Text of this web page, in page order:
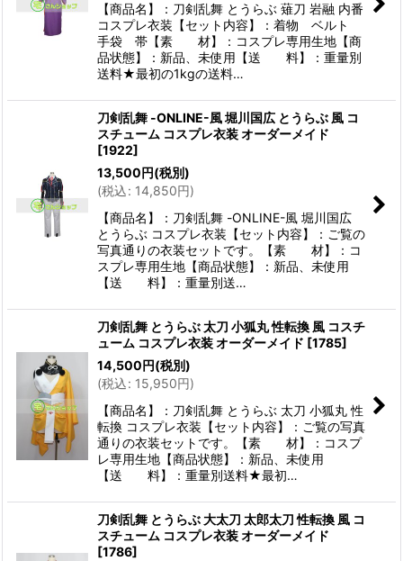
【商品名】：刀剣乱舞 とうらぶ 薙刀 岩融 内番
コスプレ衣装【セット内容】：着物 ベルト
手袋 帯【素 材】：コスプレ専用生地【商
品状態】：新品、未使用【送 料】：重量別
送料★最初の1kgの送料…
刀剣乱舞 -ONLINE-風 堀川国広 とうらぶ 風 コ
スチューム コスプレ衣装 オーダーメイド
[1922]
13,500 円(税別)
(税込: 14,850円)
【商品名】：刀剣乱舞 -ONLINE-風 堀川国広
とうらぶ コスプレ衣装【セット内容】：ご覧の
写真通りの衣装セットです。【素 材】：コ
スプレ専用生地【商品状態】：新品、未使用
【送 料】：重量別送…
刀剣乱舞 とうらぶ 太刀 小狐丸 性転換 風 コスチ
ューム コスプレ衣装 オーダーメイド [1785]
14,500 円(税別)
(税込: 15,950円)
【商品名】：刀剣乱舞 とうらぶ 太刀 小狐丸 性
転換 コスプレ衣装【セット内容】：ご覧の写真
通りの衣装セットです。【素 材】：コスプ
レ専用生地【商品状態】：新品、未使用
【送 料】：重量別送料★最初…
刀剣乱舞 とうらぶ 大太刀 太郎太刀 性転換 風 コ
スチューム コスプレ衣装 オーダーメイド
[1786]